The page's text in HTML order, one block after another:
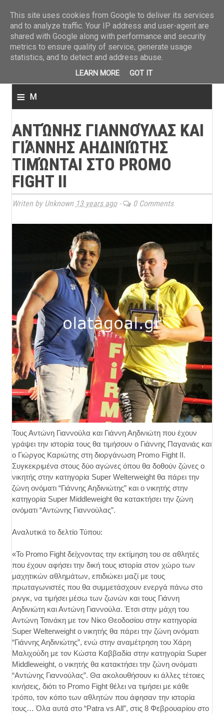
≡ M
u
ΑΝΤΏΝΗΣ ΓΙΑΝΝΟΎΛΑΣ ΚΑΙ
ΓΙΆΝΝΗΣ ΑΗΔΙΝΙΏΤΗΣ
ΤΙΜΏΝΤΑΙ ΣΤΟ PROMO
FIGHT II
Writen by Unknown 13 years ago- 0 Comments
Τους Αντώνη Γιαννούλα και Γιάννη Αηδινιώτη που έχουν
γράψει την ιστορία τους θα τιμήσουν ο Γιάννης Παγανιάς και
ο Γιώργος Καριώτης στη διοργάνωση Promo Fight II.
Συγκεκριμένα στους δύο αγώνες όπου θα δοθούν ζώνες ο
νικητής στην κατηγορία Super Welterweight θα πάρει την
ζώνη ονόματι “Γιάννης Αηδινιώτης” και ο νικητής στην
κατηγορία Super Middleweight θα κατακτήσει την ζώνη
ονόματι “Αντώνης Γιαννούλας”.
Αναλυτικά το δελτίο Τύπου:
«To Promo Fight δείχνοντας την εκτίμηση του σε αθλητές
που έχουν αφήσει την δική τους ιστορία στον χώρο των
μαχητικών αθλημάτων, επιδιώκει μαζί με τους
πρωταγωνιστές που θα συμμετάσχουν ενεργά πάνω στο
ρινγκ, να τιμήσει μέσω των ζωνών και τους Γιάννη
Αηδινιώτη και Αντώνη Γιαννούλα. Έτσι στην μάχη του
Αντώνη Τσινάκη με τον Νίκο Θεοδοσίου στην κατηγορία
Super Welterweight ο νικητής θα πάρει την ζώνη ονόματι
“Γιάννης Αηδινιώτης”, ενώ στην αναμέτρηση του Χάρη
Μαλιχούδη με τον Κώστα Καββαδία στην κατηγορία Super
Middleweight, ο νικητής θα κατακτήσει την ζώνη ονόματι
“Αντώνης Γιαννούλας”. Θα ακολουθήσουν κι άλλες τέτοιες
κινήσεις, διότι το Promo Fight θέλει να τιμήσει με κάθε
τρόπο, τον κόπο των αθλητών που άφησαν την ιστορία
τους… Όλα αυτά στο “Patra vs All”, στις 8 Φεβρουαρίου στο
This site uses cookies from Google to deliver its services
and to analyze traffic. Your IP address and user-agent are
shared with Google along with performance and security
metrics to ensure quality of service, generate usage
statistics, and to detect and address abuse.
LEARN MORE GOT IT